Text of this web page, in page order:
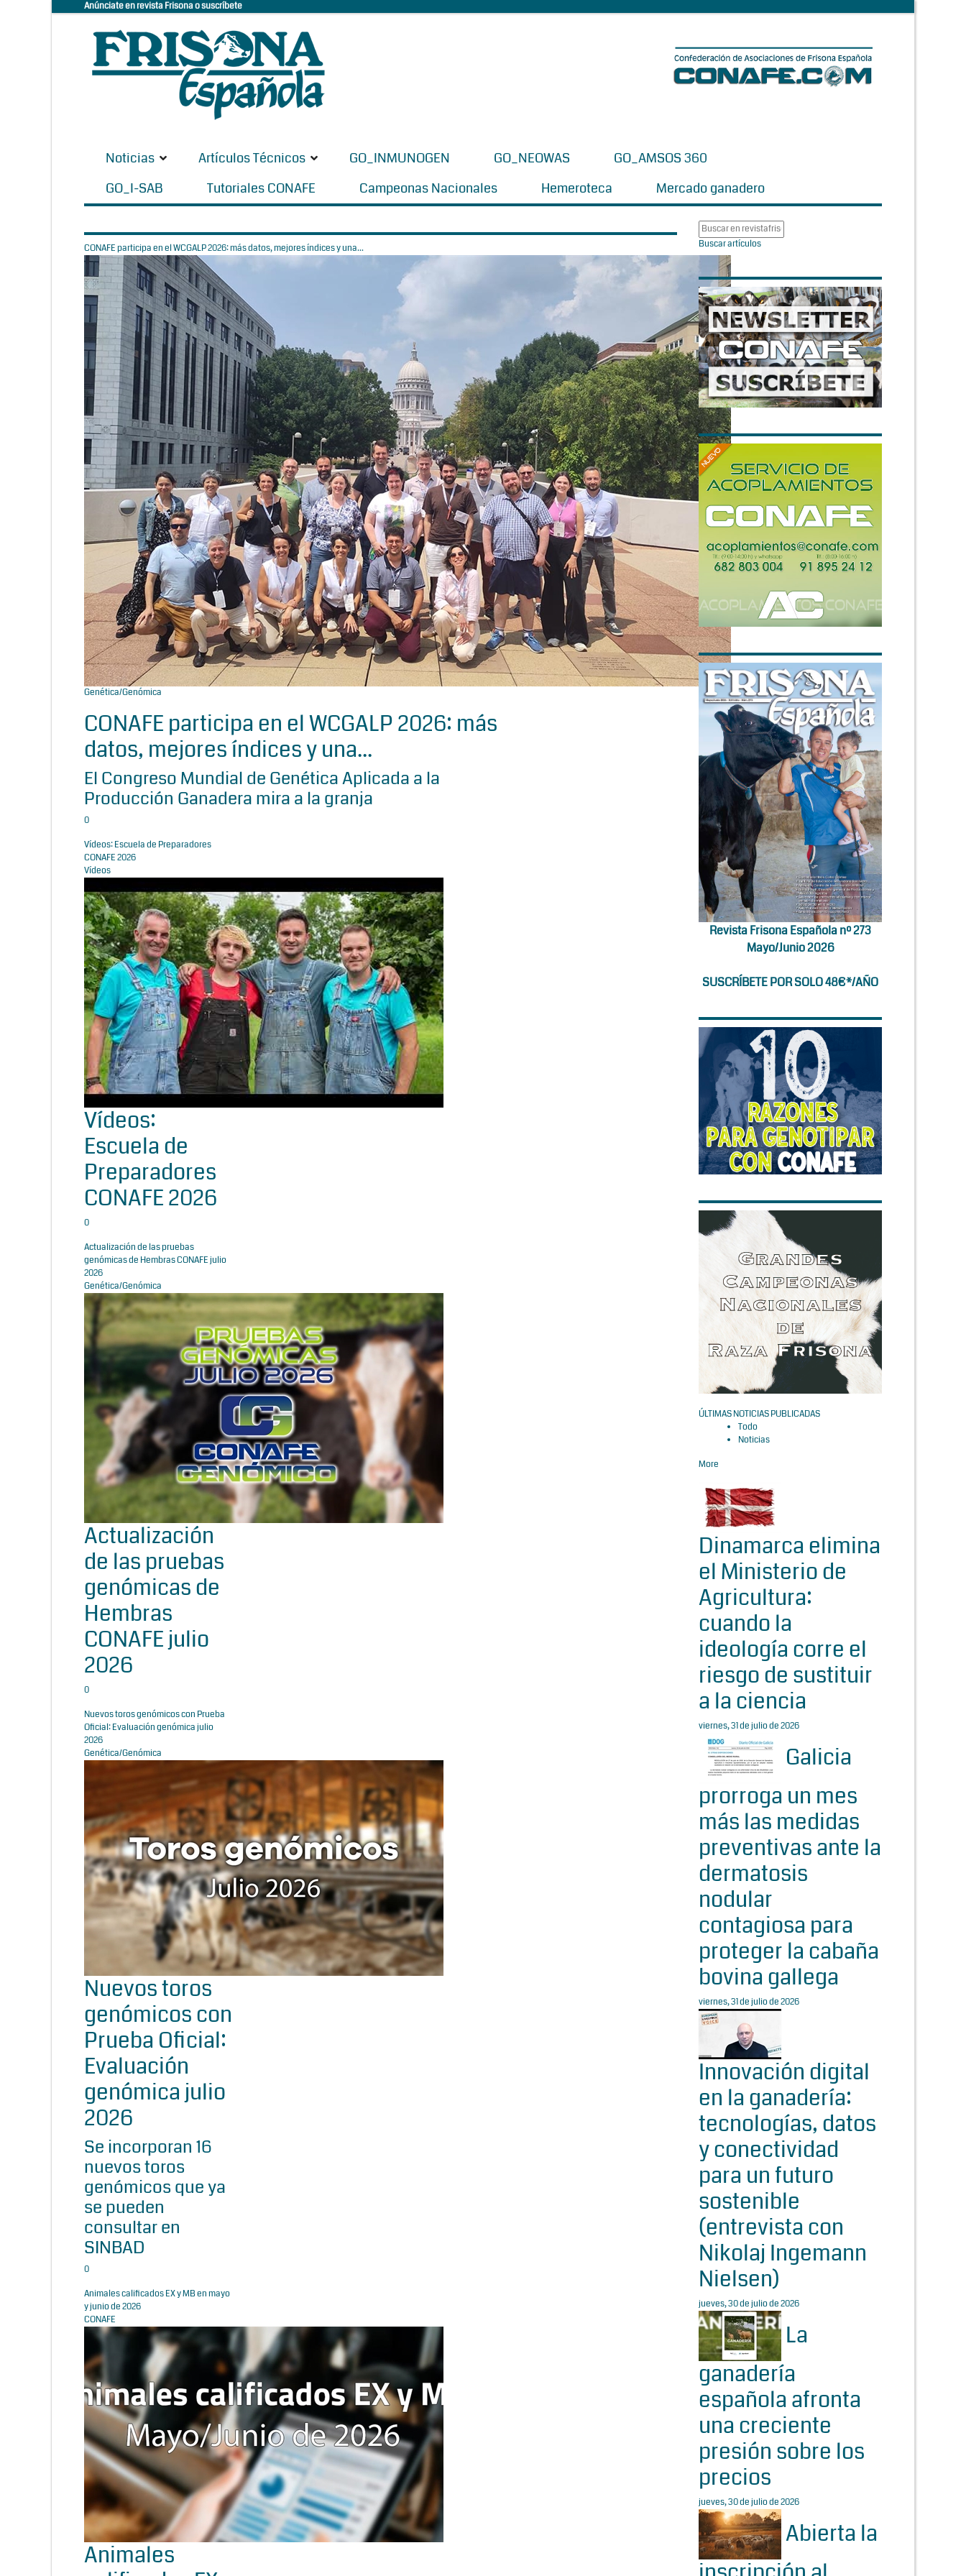
Anúnciate en revista Frisona o suscríbete
Noticias Artículos Técnicos GO_INMUNOGEN GO_NEOWAS
GO_AMSOS 360
GO_I-SAB
Tutoriales CONAFE Campeonas Nacionales Hemeroteca Mercado ganadero
CONAFE participa en el WCGALP 2026: más datos, mejores índices y una...
Genética/Genómica
CONAFE participa en el WCGALP 2026: más
datos, mejores índices y una...
El Congreso Mundial de Genética Aplicada a la
Producción Ganadera mira a la granja
0
Vídeos: Escuela de Preparadores
CONAFE 2026
Vídeos
Vídeos:
Escuela de
Preparadores
CONAFE 2026
0
Actualización de las pruebas
genómicas de Hembras CONAFE julio
2026
Genética/Genómica
Actualización
de las pruebas
genómicas de
Hembras
CONAFE julio
2026
0
Nuevos toros genómicos con Prueba
Oficial: Evaluación genómica julio
2026
Genética/Genómica
Nuevos toros
genómicos con
Prueba Oficial:
Evaluación
genómica julio
2026
Se incorporan 16
nuevos toros
genómicos que ya
se pueden
consultar en
SINBAD
0
Animales calificados EX y MB en mayo
y junio de 2026
CONAFE
Animales
Buscar artículos
Revista Frisona Española nº 273
Mayo/Junio 2026
SUSCRÍBETE POR SOLO 48€*/AÑO
ÚLTIMAS NOTICIAS PUBLICADAS
Todo
Noticias
More
Dinamarca elimina
el Ministerio de
Agricultura:
cuando la
ideología corre el
riesgo de sustituir
a la ciencia
viernes, 31 de julio de 2026
Galicia
prorroga un mes
más las medidas
preventivas ante la
dermatosis
nodular
contagiosa para
proteger la cabaña
bovina gallega
viernes, 31 de julio de 2026
Innovación digital
en la ganadería:
tecnologías, datos
y conectividad
para un futuro
sostenible
(entrevista con
Nikolaj Ingemann
Nielsen)
jueves, 30 de julio de 2026
La
ganadería
española afronta
una creciente
presión sobre los
precios
jueves, 30 de julio de 2026
Abierta la